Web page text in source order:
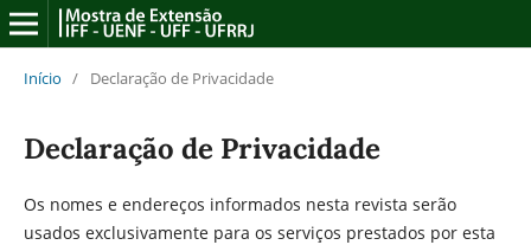
Início / Declaração de Privacidade
Declaração de Privacidade
Os nomes e endereços informados nesta revista serão
usados exclusivamente para os serviços prestados por esta